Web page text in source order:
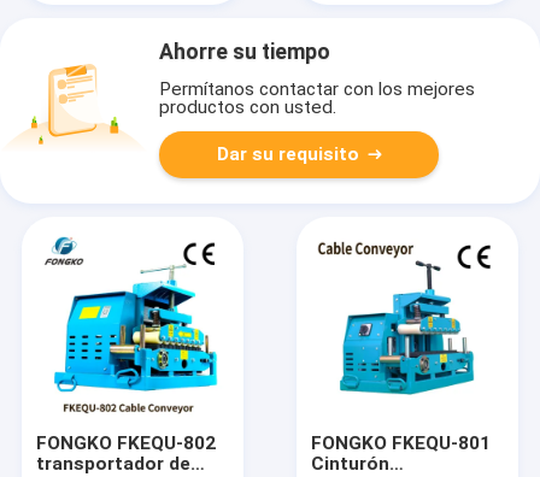
cables
Ahorre su tiempo
Permítanos contactar con los mejores
productos con usted.
Dar su requisito
FONGKO FKEQU-802
transportador de
FONGKO FKEQU-801
Cinturón